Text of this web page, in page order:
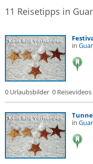
11 Reisetipps in
in
0 Urlaubsbilder 0 Reisevideos
in